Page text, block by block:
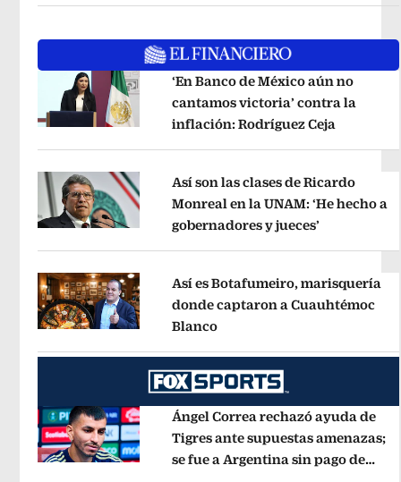
‘En Banco de México aún no
cantamos victoria’ contra la
inflación: Rodríguez Ceja
Así son las clases de Ricardo
Monreal en la UNAM: ‘He hecho a
gobernadores y jueces’
Así es Botafumeiro, marisquería
donde captaron a Cuauhtémoc
BlancoOpens in new window
Ángel Correa rechazó ayuda de
Tigres ante supuestas amenazas;
se fue a Argentina sin pago de